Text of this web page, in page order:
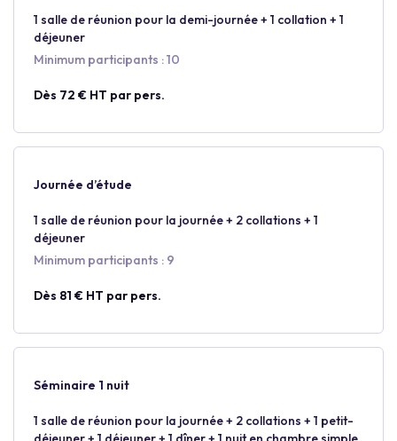
1 salle de réunion pour la demi-journée + 1 collation + 1
déjeuner
Minimum participants : 10
Dès 72 € HT par pers.
Journée d’étude
1 salle de réunion pour la journée + 2 collations + 1
déjeuner
Minimum participants : 9
Dès 81 € HT par pers.
Séminaire 1 nuit
1 salle de réunion pour la journée + 2 collations + 1 petit-